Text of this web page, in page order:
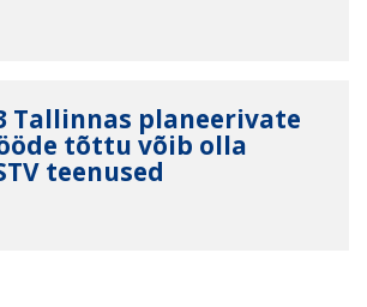
Tallinnas planeerivate
tõttu võib olla
teenused